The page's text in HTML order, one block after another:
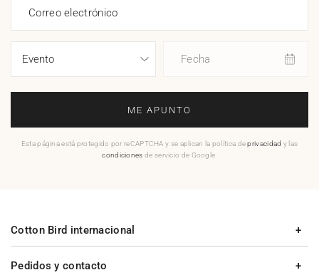
Correo electrónico
Fecha
ME APUNTO
Esta página está protegido por reCAPTCHA y se aplican la política deprivacidad y las
condiciones de servicio de Google.
Pedidos y contacto
Cotton Bird internacional